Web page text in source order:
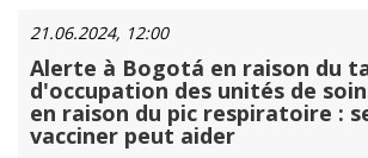
21.06.2024, 12:00
Alerte à Bogotá en raison du
d'occupation des unités de
en raison du pic respiratoire :
vacciner peut aider